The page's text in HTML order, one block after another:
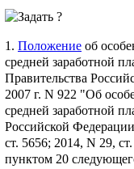
1. Положение об
средней заработной
Правительства
2007 г. N 922 "Об
средней заработной
Российской
ст. 5656; 2014, N 29,
пунктом 20